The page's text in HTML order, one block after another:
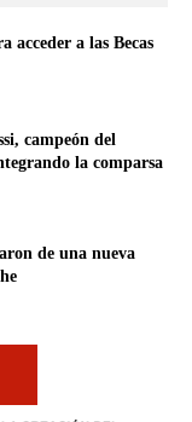
acceder a las Becas
campeón del
la comparsa
de una nueva